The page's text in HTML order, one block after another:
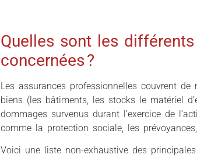
Quelles sont les différents
concernées ?
Les assurances professionnelles couvrent de
biens (les bâtiments, les stocks le matériel
dommages survenus durant l’exercice de
comme la protection sociale, les
Voici une liste non-exhaustive des